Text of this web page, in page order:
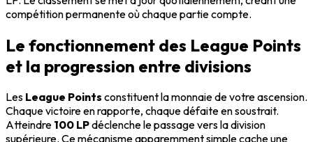
compétition permanente où chaque partie compte.
Le fonctionnement des League Points
et la progression entre divisions
Les League Points constituent la monnaie de votre ascension.
Chaque victoire en rapporte, chaque défaite en soustrait.
Atteindre 100 LPdéclenche le passage vers la division
supérieure. Ce mécanisme apparemment simple cache une